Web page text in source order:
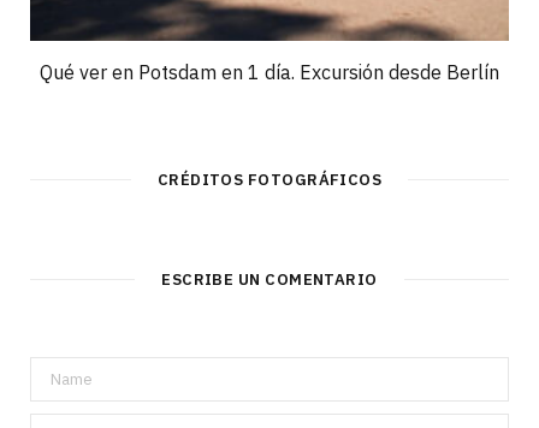
Qué ver en Potsdam en 1 día. Excursión desde Berlín
CRÉDITOS FOTOGRÁFICOS
ESCRIBE UN COMENTARIO